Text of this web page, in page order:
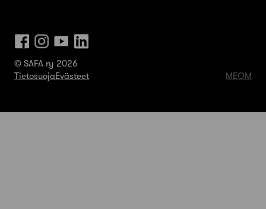
© SAFA ry 2026
TietosuojaEvästeet MEOM